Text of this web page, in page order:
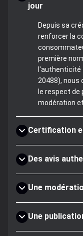
jour
Depuis sa
renforcer la
première
l'authenticité
20488),
le respect de
modération
Certification
Des avis
Une
Une